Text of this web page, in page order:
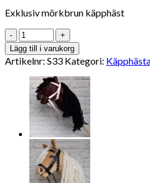
Exklusiv mörkbrun käpphäst
Antal
Lägg till i varukorg
Artikelnr: S33 Kategori: